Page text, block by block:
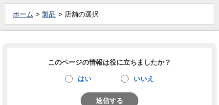
ホーム 製品 店舗の選択
このページの情報は役に立ちましたか？
はい いいえ
送信する